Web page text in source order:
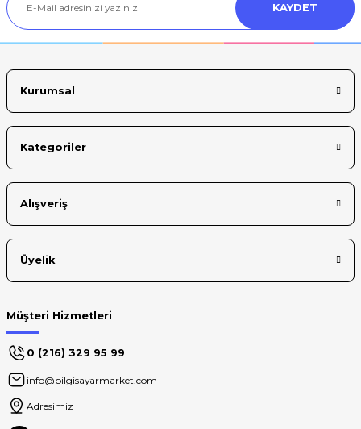
KAYDET
Kurumsal
Kategoriler
Alışveriş
Üyelik
Müşteri Hizmetleri
0 (216) 329 95 99
info@bilgisayarmarket.com
Adresimiz